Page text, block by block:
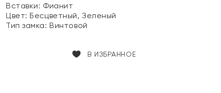
Вставки: Фианит
Цвет:Бесцветный, Зеленый
Тип замка:Винтовой
В ИЗБРАННОЕ